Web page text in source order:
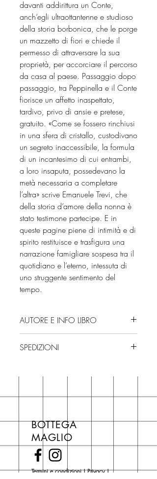
davanti addirittura un Conte,
anch’egli ultraottantenne e studioso
della storia borbonica, che le porge
un mazzetto di fiori e chiede il
permesso di attraversare la sua
proprietà, per accorciare il percorso
da casa al paese. Passaggio dopo
passaggio, tra Peppinella e il Conte
fiorisce un affetto inaspettato,
tardivo, privo di ansie e pretese,
gratuito. «Come se fossero rinchiusi
in una sfera di cristallo, custodivano
un segreto inaccessibile, la formula
di un incantesimo di cui entrambi,
a loro insaputa, possedevano la
metà necessaria a completare
l’altra» scrive Emanuele Trevi, che
della storia d’amore della nonna è
stato testimone partecipe. E in
queste pagine piene di intimità e di
spirito restituisce e trasfigura una
narrazione famigliare sospesa tra il
quotidiano e l’eterno, intessuta di
uno struggente sentimento del
tempo.
AUTORE E INFO LIBRO
Editore: Solferino
Edizione: 2025
SPEDIZIONI
3/4 giorni, secondo disponibilità
di copertina, escluse le ultime
novità Maglio Editore (vedi etichetta
Novità).
Una volta nel carrello puoi decidere
se acquistare sul sito con
BOTTEGA
MAGLIO
Termini e condizioni|Privacy|